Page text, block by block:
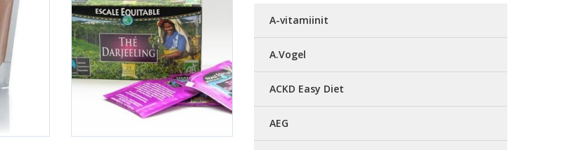
A-vitamiinit
A.Vogel
ACKD Easy Diet
AEG